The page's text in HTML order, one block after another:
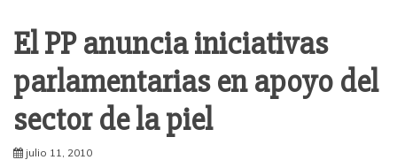
El PP anuncia iniciativas
parlamentarias en apoyo del
sector de la piel
julio 11, 2010